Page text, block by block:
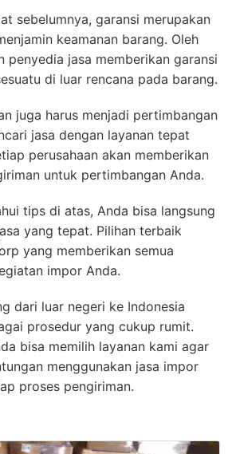
sebelumnya, garansi merupakan
keamanan barang. Oleh
penyedia jasa memberikan garansi
di luar rencana pada barang.
juga harus menjadi pertimbangan
jasa dengan layanan tepat
perusahaan akan memberikan
untuk pertimbangan Anda.
tips di atas, Anda bisa langsung
yang tepat. Pilihan terbaik
yang memberikan semua
impor Anda.
dari luar negeri ke Indonesia
prosedur yang cukup rumit.
bisa memilih layanan kami agar
menggunakan jasa impor
proses pengiriman.